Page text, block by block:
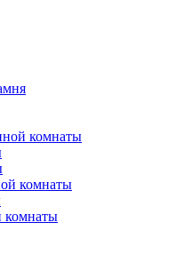
комнаты
комнаты
комнаты